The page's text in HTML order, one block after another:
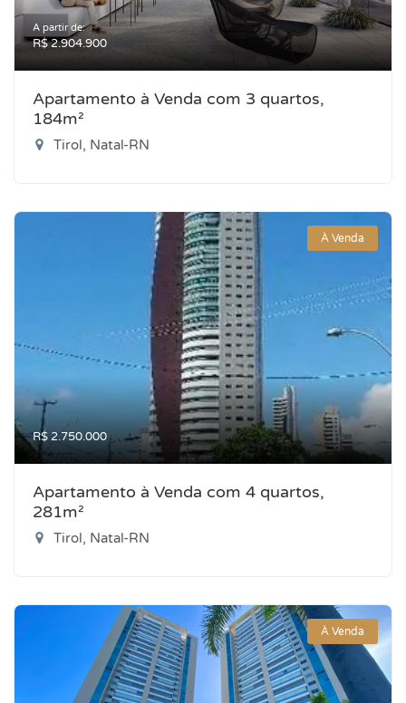
A partir de:
R$ 2.904.900
Apartamento à Venda com 3 quartos,
184m²
Tirol, Natal-RN
À Venda
R$ 2.750.000
Apartamento à Venda com 4 quartos,
281m²
Tirol, Natal-RN
À Venda